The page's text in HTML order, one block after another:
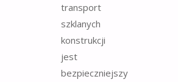
transport
szklanych
konstrukcji
jest
bezpieczniejszy